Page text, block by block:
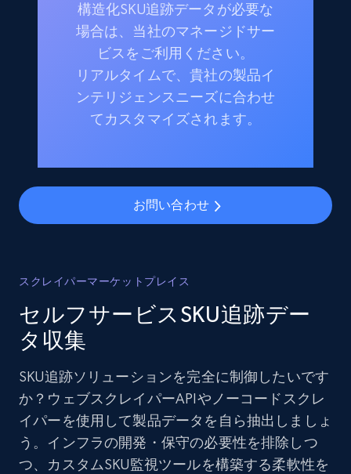
構造化SKU追跡データが必要な
場合は、当社のマネージドサー
ビスをご利用ください。
リアルタイムで、貴社の製品イ
ンテリジェンスニーズに合わせ
てカスタマイズされます。
お問い合わせ
スクレイパーマーケットプレイス
セルフサービスSKU追跡デー
タ収集
SKU追跡ソリューションを完全に制御したいです
か？ウェブスクレイパーAPIやノーコードスクレ
イパーを使用して製品データを自ら抽出しましょ
う。インフラの開発・保守の必要性を排除しつ
つ、カスタムSKU監視ツールを構築する柔軟性を